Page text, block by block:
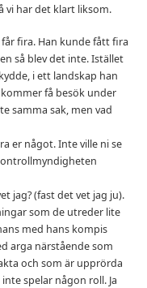
vi har det klart liksom.
fira. Han kunde fått fira
så blev det inte. Istället
i ett landskap han
få besök under
samma sak, men vad
er något. Inte ville ni se
jag? (fast det vet jag ju).
som de utreder lite
med hans kompis
arga närstående som
och som är upprörda
spelar någon roll. Ja